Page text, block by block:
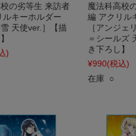
の劣等生 来訪者
ルキーホルダー
雪 天使ver.］【描
)
魔法科高校
編 アクリル
［アンジェ
＝シールズ
き下ろし】
¥990(税込)
在庫 ○